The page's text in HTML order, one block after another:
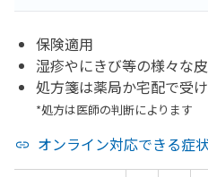
保険適用
湿疹やにきび等の様々な
処方箋は薬局か宅配で受
*処方は医師の判断によります
オンライン対応できる症